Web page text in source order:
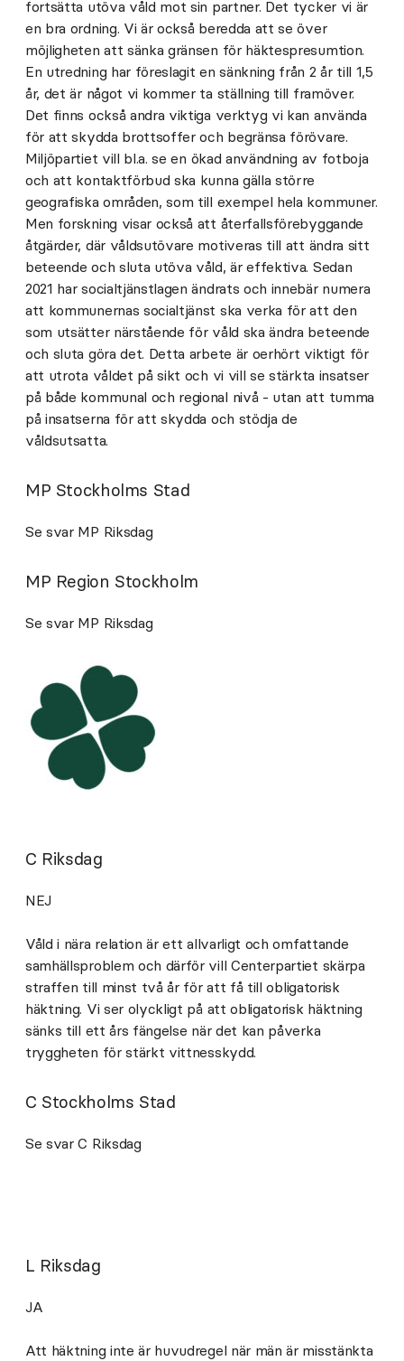
fortsätta utöva våld mot sin partner. Det tycker vi är
en bra ordning. Vi är också beredda att se över
möjligheten att sänka gränsen för häktespresumtion.
En utredning har föreslagit en sänkning från 2 år till 1,5
år, det är något vi kommer ta ställning till framöver.
Det finns också andra viktiga verktyg vi kan använda
för att skydda brottsoffer och begränsa förövare.
Miljöpartiet vill bl.a. se en ökad användning av fotboja
och att kontaktförbud ska kunna gälla större
geografiska områden, som till exempel hela kommuner.
Men forskning visar också att återfallsförebyggande
åtgärder, där våldsutövare motiveras till att ändra sitt
beteende och sluta utöva våld, är effektiva. Sedan
2021 har socialtjänstlagen ändrats och innebär numera
att kommunernas socialtjänst ska verka för att den
som utsätter närstående för våld ska ändra beteende
och sluta göra det. Detta arbete är oerhört viktigt för
att utrota våldet på sikt och vi vill se stärkta insatser
på både kommunal och regional nivå - utan att tumma
på insatserna för att skydda och stödja de
våldsutsatta.
MP Stockholms Stad
Se svar MP Riksdag
MP Region Stockholm
Se svar MP Riksdag
C Riksdag
NEJ
Våld i nära relation är ett allvarligt och omfattande
samhällsproblem och därför vill Centerpartiet skärpa
straffen till minst två år för att få till obligatorisk
häktning. Vi ser olyckligt på att obligatorisk häktning
sänks till ett års fängelse när det kan påverka
tryggheten för stärkt vittnesskydd.
C Stockholms Stad
Se svar C Riksdag
L Riksdag
JA
Att häktning inte är huvudregel när män är misstänkta